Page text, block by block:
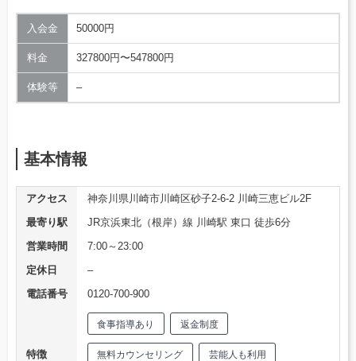
入会金 50000円
料金 327800円〜547800円
体験等 –
基本情報
アクセス
神奈川県川崎市川崎区砂子2-6-2 川崎三恵ビル2F
最寄り駅
JR京浜東北（根岸）線 川崎駅 東口 徒歩6分
営業時間
7:00～23:00
定休日
–
電話番号
0120-700-900
特徴
食事指導あり 返金制度
無料カウンセリング 芸能人も利用